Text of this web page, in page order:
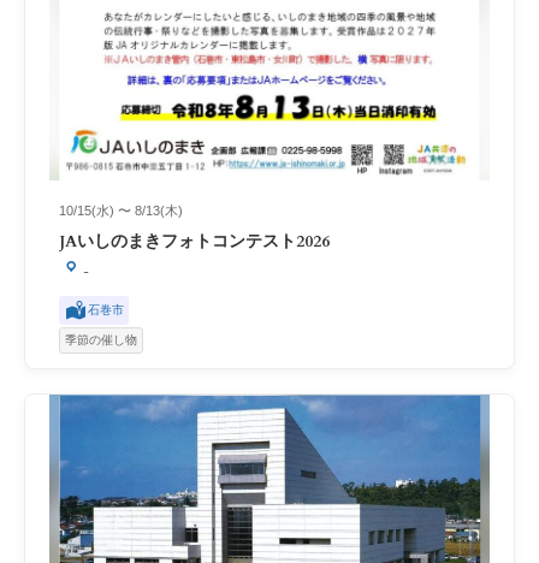
10/15(水) 〜 8/13(木)
JAいしのまきフォトコンテスト2026
-
石巻市
季節の催し物